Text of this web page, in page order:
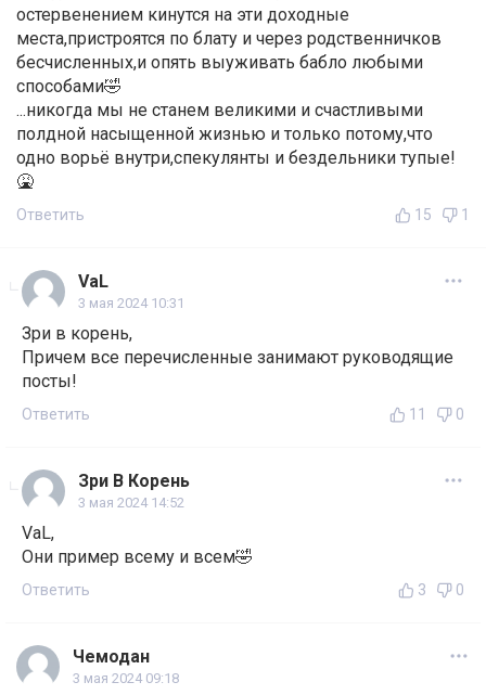
остервенением кинутся на эти доходные
места,пристроятся по блату и через родственничков
бесчисленных,и опять выуживать бабло любыми
способами🤣
...никогда мы не станем великими и счастливыми
полдной насыщенной жизнью и только потому,что
одно ворьё внутри,спекулянты и бездельники тупые!
🤮
Ответить 15 1
VaL
3 мая 2024 10:31
Зри в корень,
Причем все перечисленные занимают руководящие
посты!
Ответить 11 0
Зри В Корень
3 мая 2024 14:52
VaL,
Они пример всему и всем🤣
Ответить 3 0
Чемодан
3 мая 2024 09:18